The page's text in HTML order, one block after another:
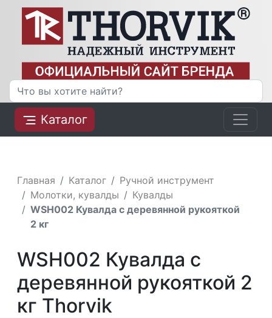
Каталог
Главная Каталог
Ручной инструмент
Молотки, кувалды
Кувалды
WSH002 Кувалда с деревянной рукояткой
2 кг
WSH002 Кувалда с
деревянной рукояткой 2
кг Thorvik